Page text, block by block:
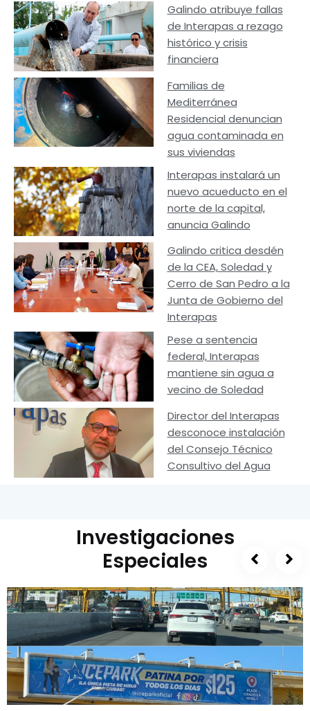
Galindo atribuye fallas
de Interapas a rezago
histórico y crisis
financiera
Familias de
Mediterránea
Residencial denuncian
agua contaminada en
sus viviendas
Interapas instalará un
nuevo acueducto en el
norte de la capital,
anuncia Galindo
Galindo critica desdén
de la CEA, Soledad y
Cerro de San Pedro a la
Junta de Gobierno del
Interapas
Pese a sentencia
federal, Interapas
mantiene sin agua a
vecino de Soledad
Director del Interapas
desconoce instalación
del Consejo Técnico
Consultivo del Agua
Investigaciones
Especiales